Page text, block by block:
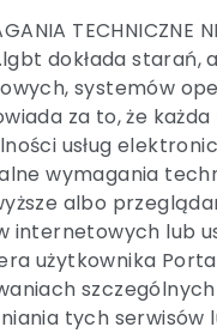
TECHNICZNE
dokłada
systemów
za to, że
usług
wymagania
albo
internetowych lub
użytkownika
tych serwisów